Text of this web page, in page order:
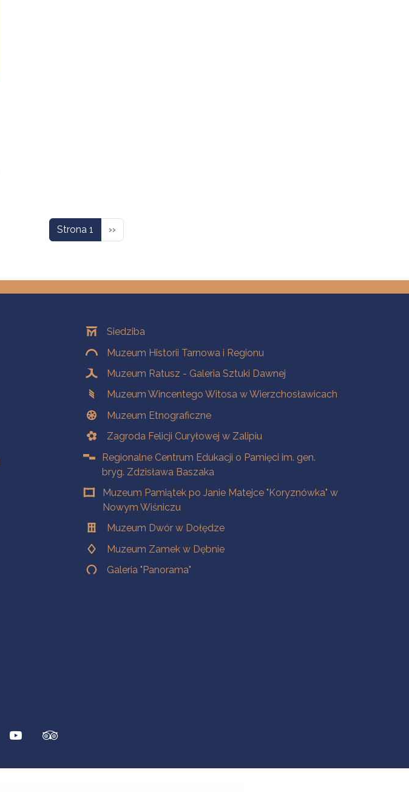
Strona 1 Następna strona
››
OddziałySiedziba
Muzeum Historii Tarnowa i Regionu
Muzeum Ratusz - Galeria Sztuki Dawnej
Muzeum Wincentego Witosa w Wierzchosławicach
Muzeum Etnograficzne
Zagroda Felicji Curyłowej w Zalipiu
Regionalne Centrum Edukacji o Pamięci im. gen.
bryg. Zdzisława Baszaka
Muzeum Pamiątek po Janie Matejce "Koryznówka" w
Nowym Wiśniczu
Muzeum Dwór w Dołędze
Muzeum Zamek w Dębnie
Galeria "Panorama"